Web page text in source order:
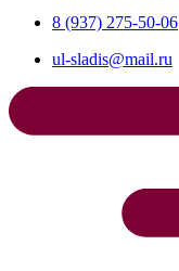
8 (937) 275-50-06
ul-sladis@mail.ru